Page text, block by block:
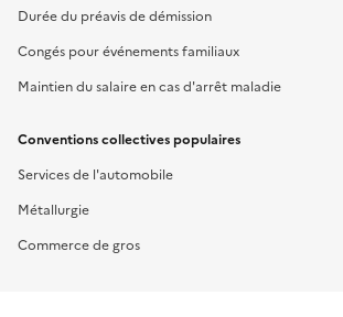
Durée du préavis de démission
Congés pour événements familiaux
Maintien du salaire en cas d'arrêt maladie
Conventions collectives populaires
Services de l'automobile
Métallurgie
Commerce de gros